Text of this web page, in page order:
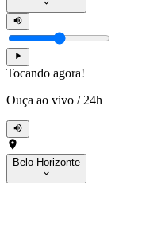
Tocando agora!
Ouça ao vivo / 24h
Belo Horizonte